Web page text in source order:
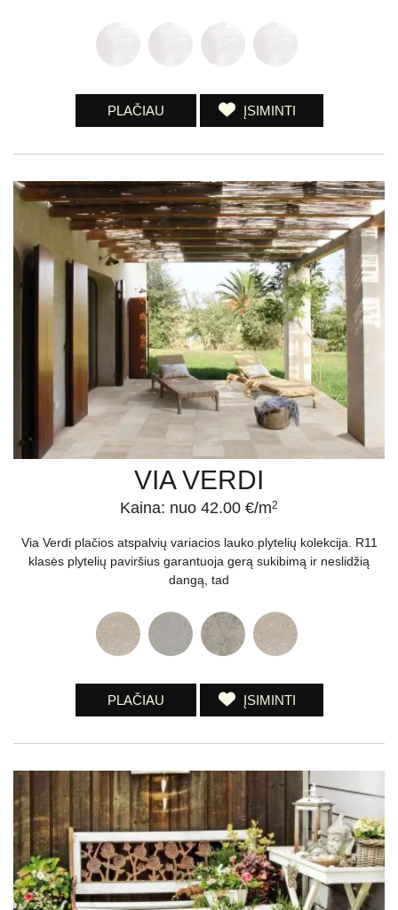
PLAČIAU ĮSIMINTI
VIA VERDI
Kaina: nuo 42.00 €/m2
Via Verdi plačios atspalvių variacios lauko plytelių kolekcija. R11
klasės plytelių paviršius garantuoja gerą sukibimą ir neslidžią
dangą, tad
PLAČIAU ĮSIMINTI